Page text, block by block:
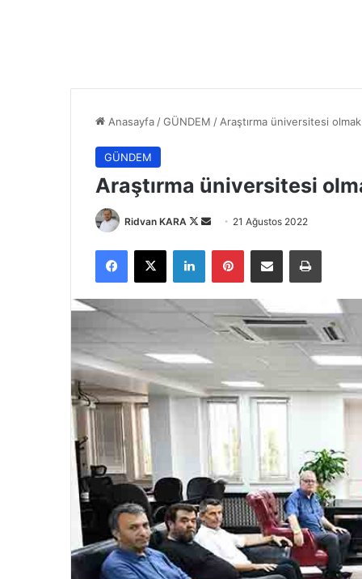
Anasayfa /GÜNDEM / Araştırma üniversitesi
GÜNDEM
Araştırma üniversitesi
Ridvan KARA
Follow
Bir
posta
göndermek
21 Ağustos 2022
Facebook
X LinkedInPinterestE-Posta ile paylaş Yazdır